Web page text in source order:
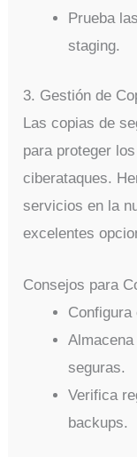
Prueba
staging.
3. Gestión de
Las copias de
para proteger
ciberataques.
servicios en la
excelentes
Consejos para
seguras.
Verifica
backups.